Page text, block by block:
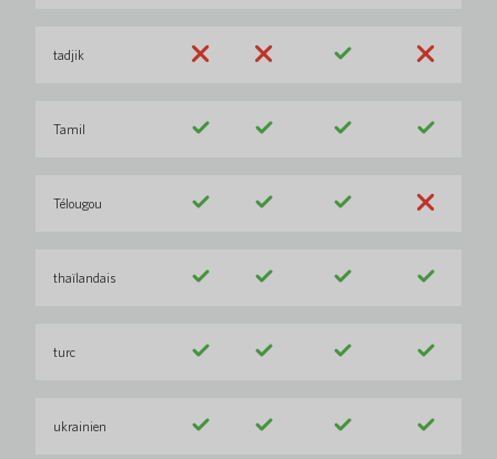
tadjik
Tamil
Télougou
thaïlandais
turc
ukrainien